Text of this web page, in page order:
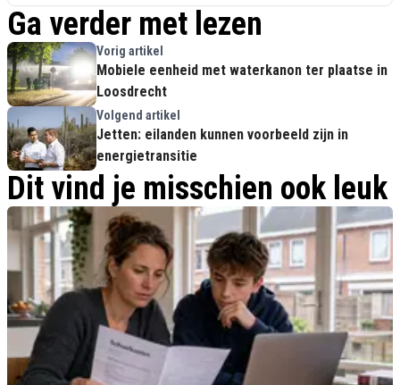
Ga verder met lezen
Vorig artikel
Mobiele eenheid met waterkanon ter plaatse in
Loosdrecht
Volgend artikel
Jetten: eilanden kunnen voorbeeld zijn in
energietransitie
Dit vind je misschien ook leuk